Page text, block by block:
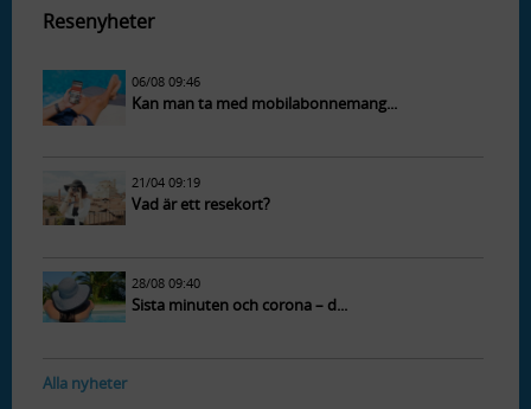
Resenyheter
06/08 09:46
Kan man ta med mobilabonnemang...
21/04 09:19
Vad är ett resekort?
28/08 09:40
Sista minuten och corona – d...
Alla nyheter